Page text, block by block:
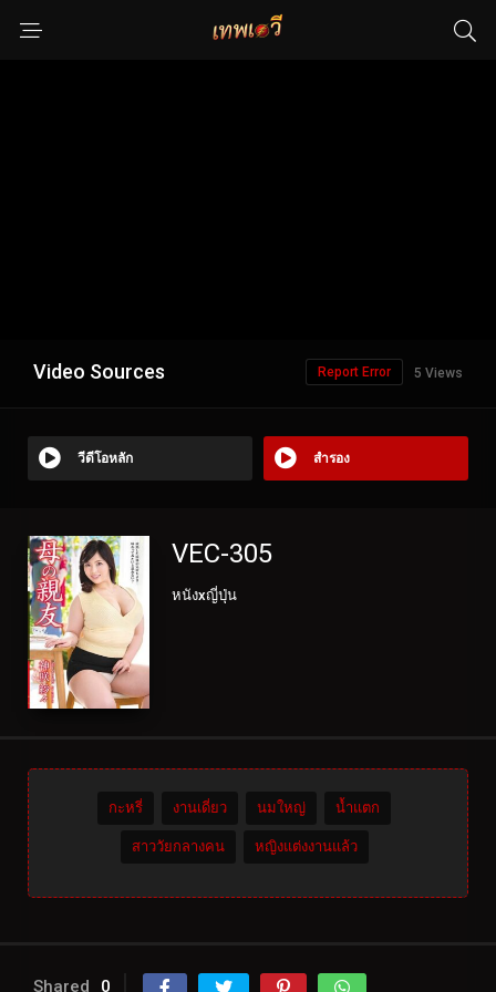
Video Sources 5 Views
Report Error
วีดีโอหลัก สำรอง
VEC-305
หนังxญี่ปุ่น
กะหรี่ งานเดี่ยว นมใหญ่ น้ำแตก
สาววัยกลางคน หญิงแต่งงานแล้ว
Shared 0